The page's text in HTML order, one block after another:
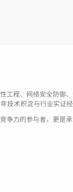
工程、网络安全防御
技术积淀与行业实证经
争力的参与者，更是